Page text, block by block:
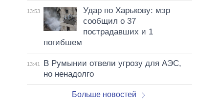
13:53
Удар по Харькову: мэр
сообщил о 37
пострадавших и 1
погибшем
13:41
В Румынии отвели угрозу для АЭС,
но ненадолго
Больше новостей